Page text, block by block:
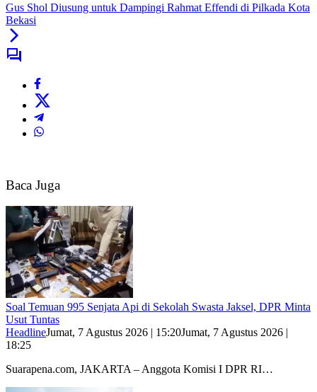
Gus Shol Diusung untuk Dampingi Rahmat Effendi di Pilkada Kota
Bekasi
Baca Juga
Soal Temuan 995 Senjata Api di Sekolah Swasta Jaksel, DPR Minta
Usut Tuntas
HeadlineJumat, 7 Agustus 2026 | 15:20Jumat, 7 Agustus 2026 |
18:25
Suarapena.com, JAKARTA – Anggota Komisi I DPR RI…